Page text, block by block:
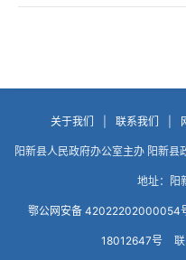
关于我们 联系我们
阳新县人民政府办公室主办 阳新
地址：阳
鄂公网安备 42022202000054
18012647号